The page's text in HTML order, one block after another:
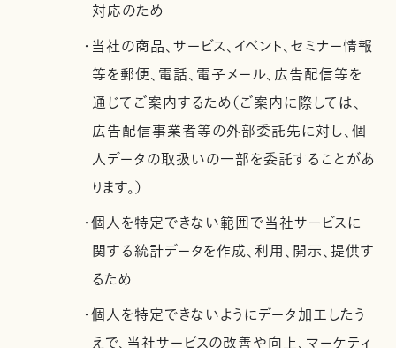
対応のため
・当社の商品、サービス、イベント、セミナー情報
等を郵便、電話、電子メール、広告配信等を
通じてご案内するため（ご案内に際しては、
広告配信事業者等の外部委託先に対し、個
人データの取扱いの一部を委託することがあ
ります。）
・個人を特定できない範囲で当社サービスに
関する統計データを作成、利用、開示、提供す
るため
・個人を特定できないようにデータ加工したう
えで、当社サービスの改善や向上、マーケティ